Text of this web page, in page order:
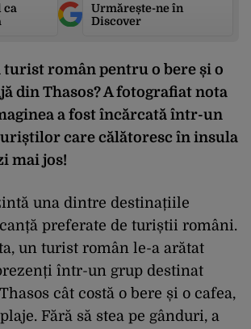
ca
Urmărește-ne în
Discover
turist român pentru o bere și o
din Thasos? A fotografiat nota
a fost încărcată într-un
care călătoresc în insula
mai jos!
una dintre destinațiile
preferate de turiștii români.
un turist român le-a arătat
într-un grup destinat
cât costă o bere și o cafea,
Fără să stea pe gânduri, a